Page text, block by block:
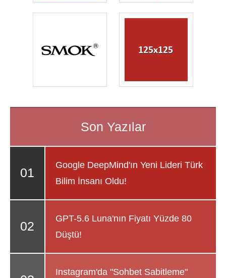
Google DeepMind'ın Yeni Lideri Türk
Bilim İnsanı Oldu!
GPT-5.6 Luna'nın Fiyatı Yüzde 80
Düştü!
Instagram'da "Sohbet Sabitleme"